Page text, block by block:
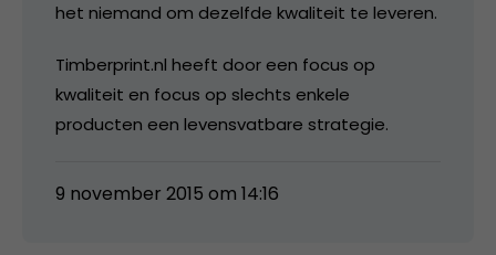
het niemand om dezelfde kwaliteit te leveren.
Timberprint.nl heeft door een focus op
kwaliteit en focus op slechts enkele
producten een levensvatbare strategie.
9 november 2015 om 14:16